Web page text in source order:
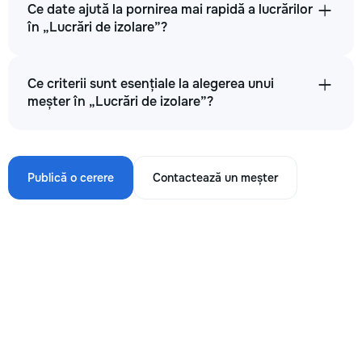
Ce date ajută la pornirea mai rapidă a lucrărilor
în „Lucrări de izolare”?
Ce criterii sunt esențiale la alegerea unui
meșter în „Lucrări de izolare”?
Publică o cerere Contactează un meșter